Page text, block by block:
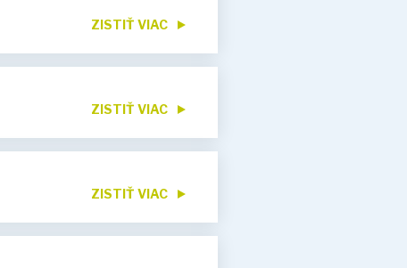
ZISTIŤ VIAC
ZISTIŤ VIAC
ZISTIŤ VIAC